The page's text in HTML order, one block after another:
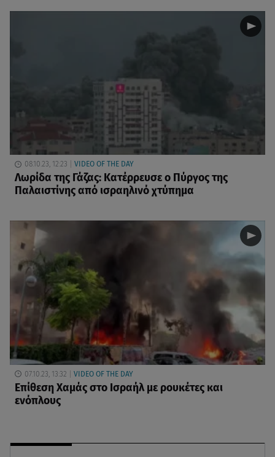
08.10.23, 12:23 VIDEO OF THE DAY
Λωρίδα της Γάζας: Κατέρρευσε ο Πύργος της
Παλαιστίνης από ισραηλινό χτύπημα
07.10.23, 13:32 VIDEO OF THE DAY
Επίθεση Χαμάς στο Ισραήλ με ρουκέτες και
ενόπλους